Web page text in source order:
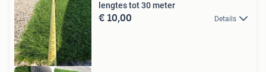
lengtes tot 30 meter
€ 10,00 Details